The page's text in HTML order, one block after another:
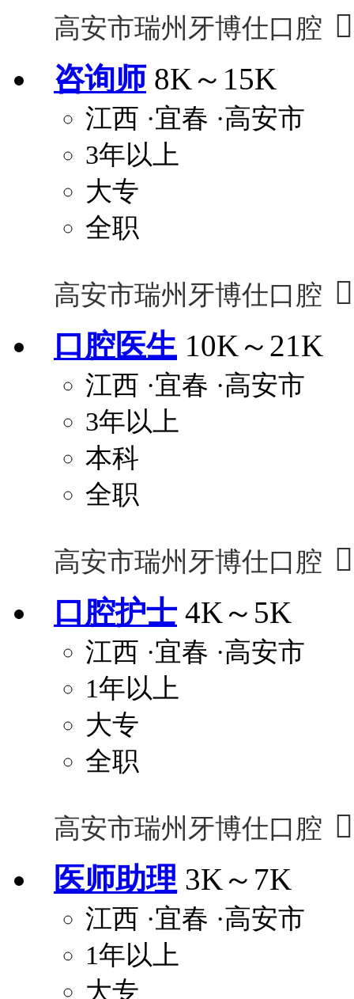
高安市瑞州牙博仕口腔 
咨询师 8K～15K
江西 ·宜春 ·高安市
3年以上
大专
全职
高安市瑞州牙博仕口腔 
口腔医生 10K～21K
江西 ·宜春 ·高安市
3年以上
本科
全职
高安市瑞州牙博仕口腔 
口腔护士 4K～5K
江西 ·宜春 ·高安市
1年以上
大专
全职
高安市瑞州牙博仕口腔 
医师助理 3K～7K
江西 ·宜春 ·高安市
1年以上
大专